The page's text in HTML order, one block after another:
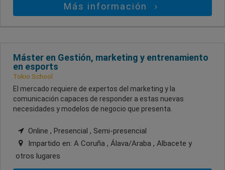
Más información
Máster en Gestión, marketing y entrenamiento
en esports
Tokio School
El mercado requiere de expertos del marketing y la
comunicación capaces de responder a estas nuevas
necesidades y modelos de negocio que presenta.
Online , Presencial , Semi-presencial
Impartido en: A Coruña , Álava/Araba , Albacete y
otros lugares